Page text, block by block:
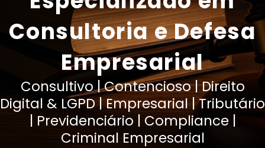
Consultoria e Defesa
Empresarial
Consultivo | Contencioso | Direito
Digital & LGPD | Empresarial | Tributário
| Previdenciário | Compliance |
Criminal Empresarial